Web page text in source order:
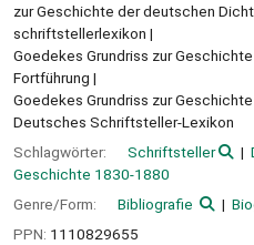
zur Geschichte der deutschen
schriftstellerlexikon
Goedekes Grundriss zur
Fortführung
Goedekes Grundriss zur
Deutsches Schriftsteller-Lexikon
Schlagwörter:
Schriftsteller
Geschichte 1830-1880
Genre/Form:
Bibliografie
PPN: 1110829655